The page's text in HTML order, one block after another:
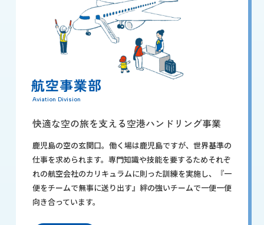
航空事業部
Aviation Division
快適な空の旅を支える空港ハンドリング事業
鹿児島の空の玄関口。働く場は鹿児島ですが、世界基準の
仕事を求められます。専門知識や技能を要するためそれぞ
れの航空会社のカリキュラムに則った訓練を実施し、『一
便をチームで無事に送り出す』絆の強いチームで一便一便
向き合っています。